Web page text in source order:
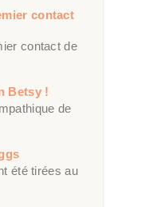
contact
contact de
Betsy !
de
été tirées au